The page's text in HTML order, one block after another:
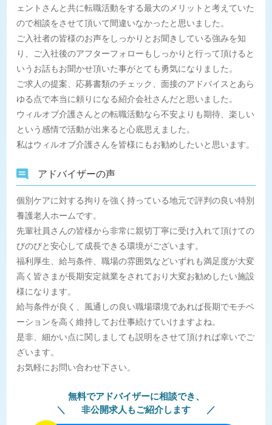
ェントさんと共に転職活動をする最大のメリットと考えていた
ので相談をさせて頂いて間違いなかったと思いました。
ご入社者の皆様のお声をしっかりとお聞きしている強みを知
り、ご入社後のアフターフォローもしっかりと行って頂けると
いうお話もお聞かせ頂いた事がとても勇気になりました。
ご求人の提案、応募書類のチェック、面接のアドバイスとあら
ゆる点で本当に頼りになる紹介会社さんだと思いました。
ウィルオブ介護さんとの転職活動なら不安よりも期待、楽しい
という感情で活動が出来ると心底思えました。
私はウィルオブ介護さんを皆様にもお勧めしたいと思います。
アドバイザーの声
個別ケアに対する拘りを強く持っている地元で評判の良い特別
養護老人ホームです。
先輩社員さんの皆様から非常に親切丁寧に受け入れて頂けての
びのびと安心して成長できる環境がございます。
福利厚生、給与条件、職場の雰囲気などいずれも満足度が大変
高く皆さまが長期安定就業をされており大変お勧めしたい施設
様になります。
給与条件が良く、風通しの良い職場環境であれば長期でモチベ
ーションを高く維持してお仕事続けていけますよね。
是非、細かい点に関しましても説明をさせて頂ければ幸いでご
ざいます。
お気軽にお問い合わせ下さい。
無料でアドバイザーに相談でき、
非公開求人もご紹介します